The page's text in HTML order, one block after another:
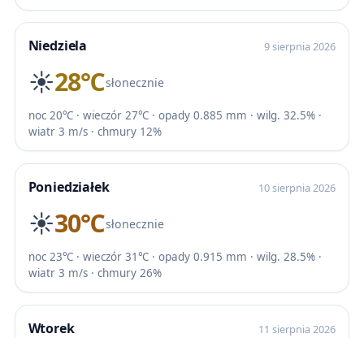
Niedziela 9 sierpnia 2026
☀️28℃słonecznie
noc 20℃ · wieczór 27℃ · opady 0.885 mm · wilg. 32.5% ·
wiatr 3 m/s · chmury 12%
Poniedziałek 10 sierpnia 2026
☀️30℃słonecznie
noc 23℃ · wieczór 31℃ · opady 0.915 mm · wilg. 28.5% ·
wiatr 3 m/s · chmury 26%
Wtorek 11 sierpnia 2026